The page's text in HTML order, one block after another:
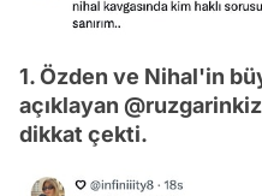
1. Özden ve Nihal'in
açıklayan
dikkat çekti.